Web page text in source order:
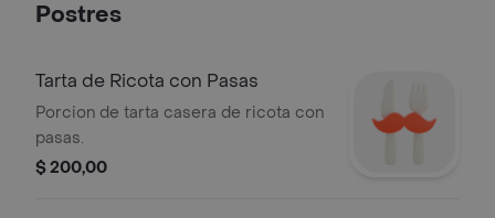
Postres
Tarta de Ricota con Pasas
Porcion de tarta casera de ricota con
pasas.
$ 200,00